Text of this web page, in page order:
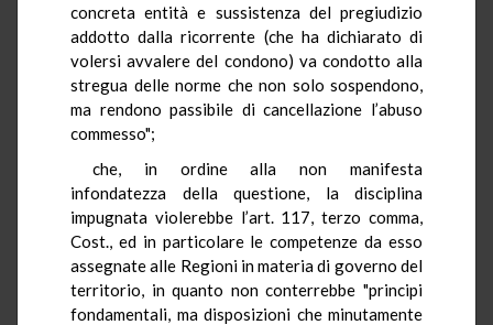
concreta entità e sussistenza del pregiudizio
addotto dalla ricorrente (che ha dichiarato di
volersi avvalere del condono) va condotto alla
stregua delle norme che non solo sospendono,
ma rendono passibile di cancellazione l’abuso
commesso";
che, in ordine alla non manifesta
infondatezza della questione, la disciplina
impugnata violerebbe l’art. 117, terzo comma,
Cost., ed in particolare le competenze da esso
assegnate alle Regioni in materia di governo del
territorio, in quanto non conterrebbe "principi
fondamentali, ma disposizioni che minutamente